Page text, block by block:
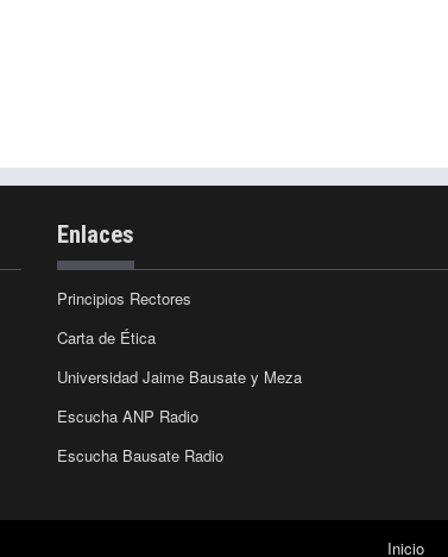
Enlaces
Principios Rectores
Carta de Ética
Universidad Jaime Bausate y Meza
Escucha ANP Radio
Escucha Bausate Radio
Inicio